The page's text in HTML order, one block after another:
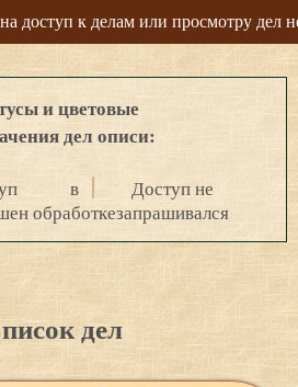
доступ к делам или просмотру дел
и цветовые
дел описи:
в
обработке
Доступ не
запрашивался
дел